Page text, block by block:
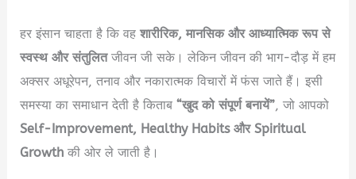
हर इंसान चाहता है कि वहशारीरिक, मानसिक और आध्यात्मिक रूप से
स्वस्थ और संतुलितजीवन जी सके। लेकिन जीवन की भाग-दौड़ में हम
अक्सर अधूरेपन, तनाव और नकारात्मक विचारों में फंस जाते हैं। इसी
समस्या का समाधान देती है किताब“खुद को संपूर्ण बनायें”, जो आपको
Self-Improvement, Healthy Habits और Spiritual
Growth की ओर ले जाती है।